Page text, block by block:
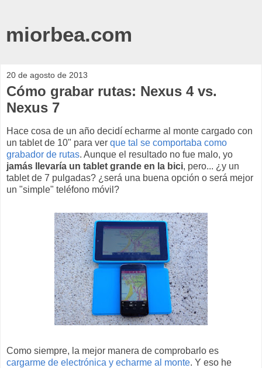
miorbea.com
20 de agosto de 2013
Cómo grabar rutas: Nexus 4 vs.
Nexus 7
Hace cosa de un año decidí echarme al monte cargado con
un tablet de 10" para ver que tal se comportaba como
grabador de rutas. Aunque el resultado no fue malo, yo
jamás llevaría un tablet grande en la bici, pero... ¿y un
tablet de 7 pulgadas? ¿será una buena opción o será mejor
un "simple" teléfono móvil?
Como siempre, la mejor manera de comprobarlo es
cargarme de electrónica y echarme al monte. Y eso he